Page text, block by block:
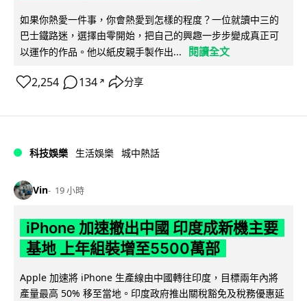
如果你熱愛一件事，你會熱愛到怎樣的程度？一位就讀中三的
巴士鐵路迷，選擇由零開始，把自己的興趣一步步變成真正可
以運作的作品。他以紙皮親手製作出...
閱讀全文
2,254 134 ↗ 分享
科技娛樂 生活娛樂 城中熱話
Vin 19 小時
iPhone 加速撤出中國 印度成新機主要
基地 上年組裝增至5500萬部
Apple 加速將 iPhone 生產線由中國轉往印度，目標兩年內將
產量最高 50% 移至當地。印度政府推出關稅豁免及稅務優惠延